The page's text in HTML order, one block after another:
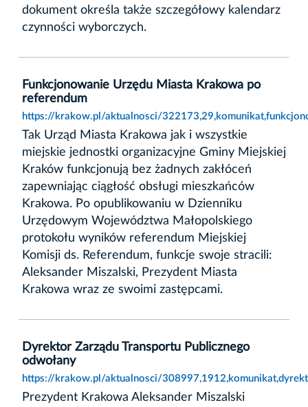
dokument określa także szczegółowy kalendarz
czynności wyborczych.
Funkcjonowanie Urzędu Miasta Krakowa po
referendum
https://krakow.pl/aktualnosci/
Tak Urząd Miasta Krakowa jak i wszystkie
miejskie jednostki organizacyjne Gminy Miejskiej
Kraków funkcjonują bez żadnych zakłóceń
zapewniając ciągłość obsługi mieszkańców
Krakowa. Po opublikowaniu w Dzienniku
Urzędowym Województwa Małopolskiego
protokołu wyników referendum Miejskiej
Komisji ds. Referendum, funkcje swoje stracili:
Aleksander Miszalski, Prezydent Miasta
Krakowa wraz ze swoimi zastępcami.
Dyrektor Zarządu Transportu Publicznego
odwołany
https://krakow.pl/aktualnosci/
Prezydent Krakowa Aleksander Miszalski